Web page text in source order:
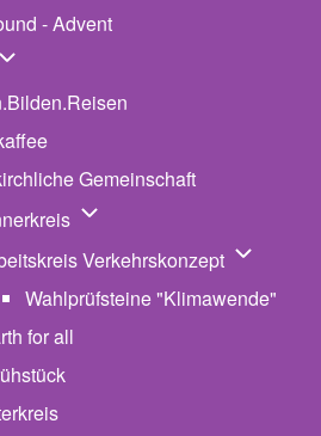
- Advent
Unternavigation von Erwachsene
Gemeinschaft
Unternavigation von Der
Verkehrskonzept
Wahlprüfsteine "Klimawende"
for all